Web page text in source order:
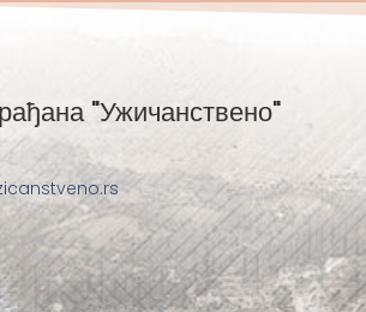
"Ужичанствено"